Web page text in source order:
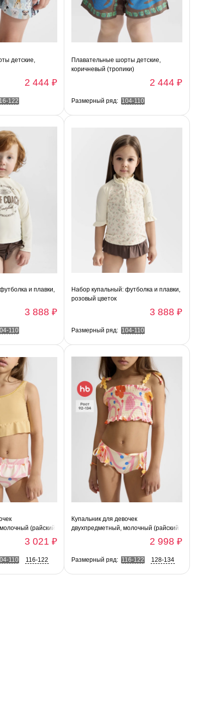
детские,
2 444 ₽
122
Плавательные шорты детские,
коричневый (тропики)
2 444 ₽
Размерный ряд: 104-110
и плавки,
3 888 ₽
110
Набор купальный: футболка и плавки,
розовый цветок
3 888 ₽
Размерный ряд: 104-110
(райский
3 021 ₽
110 116-122
Купальник для девочек
двухпредметный, молочный (райский
2 998 ₽
Размерный ряд: 116-122 128-134